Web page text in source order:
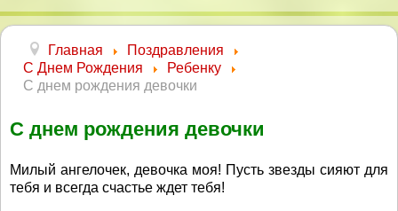
Главная
Поздравления
С Днем Рождения
Ребенку
С днем рождения девочки
С днем рождения девочки
Милый ангелочек, девочка моя! Пусть звезды сияют для
тебя и всегда счастье ждет тебя!